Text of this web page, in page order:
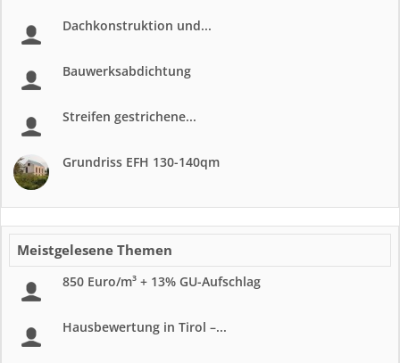
Dachkonstruktion und...
Bauwerksabdichtung
Streifen gestrichene...
Grundriss EFH 130-140qm
Meistgelesene Themen
850 Euro/m³ + 13% GU-Aufschlag
Hausbewertung in Tirol –...